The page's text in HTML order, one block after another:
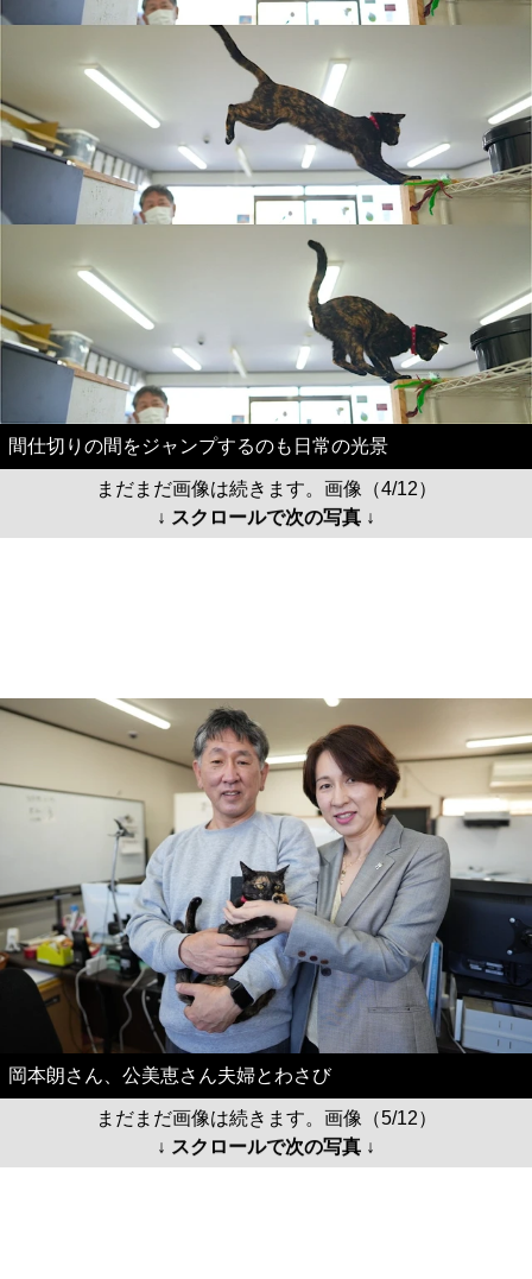
間仕切りの間をジャンプするのも日常の光景
まだまだ画像は続きます。画像（4/12）
↓ スクロールで次の写真 ↓
岡本朗さん、公美恵さん夫婦とわさび
まだまだ画像は続きます。画像（5/12）
↓ スクロールで次の写真 ↓